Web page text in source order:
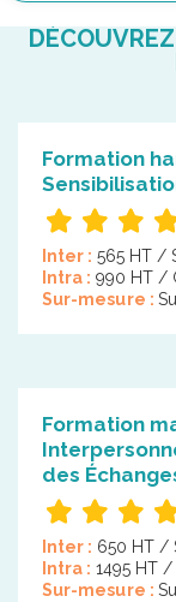
Formation
Inter : 565 HT /
Intra : 990 HT /
Sur-mesure :
Formation
des
Inter : 650 HT /
Intra : 1495 HT
Sur-mesure :